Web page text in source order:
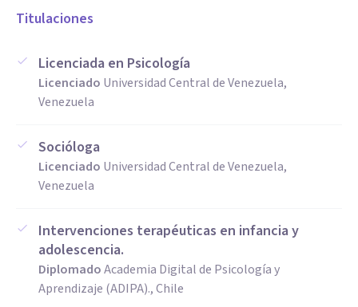
Titulaciones
Licenciada en Psicología
Licenciado Universidad Central de Venezuela,
Venezuela
Socióloga
Licenciado Universidad Central de Venezuela,
Venezuela
Intervenciones terapéuticas en infancia y
adolescencia.
DiplomadoAcademia Digital de Psicología y
Aprendizaje (ADIPA)., Chile